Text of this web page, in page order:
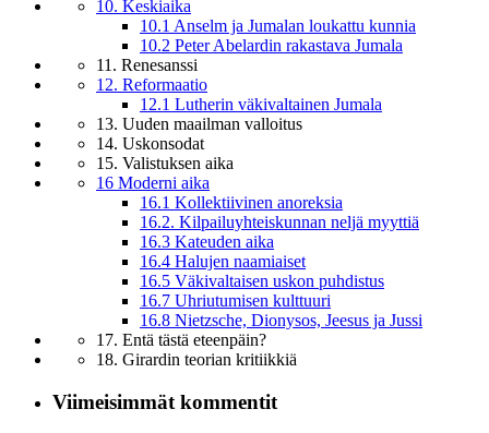
10. Keskiaika
10.1 Anselm ja Jumalan loukattu kunnia
10.2 Peter Abelardin rakastava Jumala
11. Renesanssi
12. Reformaatio
12.1 Lutherin väkivaltainen Jumala
13. Uuden maailman valloitus
14. Uskonsodat
15. Valistuksen aika
16 Moderni aika
16.1 Kollektiivinen anoreksia
16.2. Kilpailuyhteiskunnan neljä myyttiä
16.3 Kateuden aika
16.4 Halujen naamiaiset
16.5 Väkivaltaisen uskon puhdistus
16.7 Uhriutumisen kulttuuri
16.8 Nietzsche, Dionysos, Jeesus ja Jussi
17. Entä tästä eteenpäin?
18. Girardin teorian kritiikkiä
Viimeisimmät kommentit